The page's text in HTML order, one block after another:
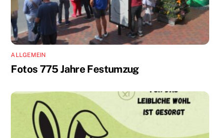
ALLGEMEIN
Fotos 775 Jahre Festumzug